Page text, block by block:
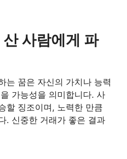
사람에게 파
는 꿈은 자신의 가치나 능력
가능성을 의미합니다. 사
할 징조이며, 노력한 만큼
. 신중한 거래가 좋은 결과